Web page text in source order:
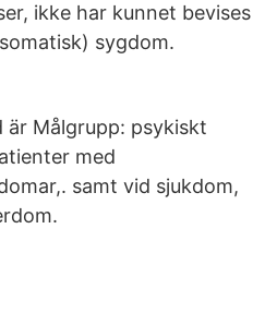
ikke har kunnet bevises
sygdom.
är Målgrupp: psykiskt
med
samt vid sjukdom,